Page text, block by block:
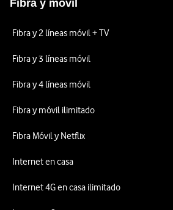
Fibra y móvil
Fibra y 2 líneas móvil + TV
Fibra y 3 líneas móvil
Fibra y 4 líneas móvil
Fibra y móvil ilimitado
Fibra Móvil y Netflix
Internet en casa
Internet 4G en casa ilimitado